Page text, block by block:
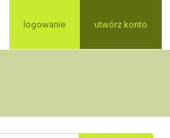
logowanie utwórz konto